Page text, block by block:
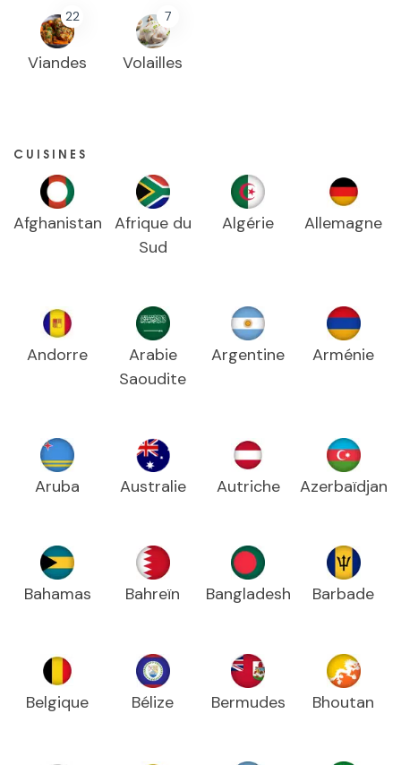
22
Viandes
7
Volailles
CUISINES
Afghanistan
Afrique du
Sud
Algérie Allemagne
Andorre
Arabie
Saoudite
Argentine Arménie
Aruba Australie Autriche Azerbaïdjan
Bahamas Bahreïn Bangladesh Barbade
Belgique Bélize Bermudes Bhoutan